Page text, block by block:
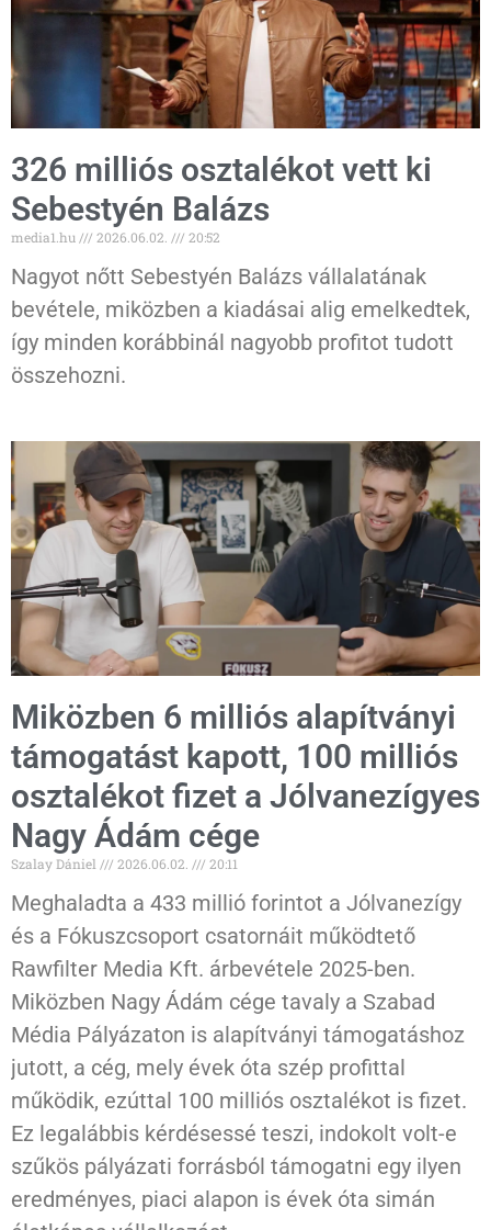
326 milliós osztalékot vett ki
Sebestyén Balázs
media1.hu 2026.06.02. 20:52
Nagyot nőtt Sebestyén Balázs vállalatának
bevétele, miközben a kiadásai alig emelkedtek,
így minden korábbinál nagyobb profitot tudott
összehozni.
Miközben 6 milliós alapítványi
támogatást kapott, 100 milliós
osztalékot fizet a Jólvanezígyes
Nagy Ádám cége
Szalay Dániel 2026.06.02. 20:11
Meghaladta a 433 millió forintot a Jólvanezígy
és a Fókuszcsoport csatornáit működtető
Rawfilter Media Kft. árbevétele 2025-ben.
Miközben Nagy Ádám cége tavaly a Szabad
Média Pályázaton is alapítványi támogatáshoz
jutott, a cég, mely évek óta szép profittal
működik, ezúttal 100 milliós osztalékot is fizet.
Ez legalábbis kérdésessé teszi, indokolt volt-e
szűkös pályázati forrásból támogatni egy ilyen
eredményes, piaci alapon is évek óta simán